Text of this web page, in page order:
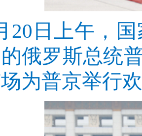
20日上午，
俄罗斯总统
为普京举行